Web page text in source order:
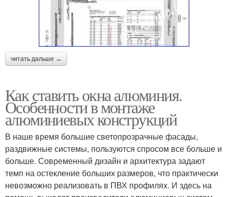
читать дальше →
Как ставить окна алюминия.
Особенности в монтаже
алюминиевых конструкций
В наше время большие светопрозрачные фасады,
раздвижные системы, пользуются спросом все больше и
больше. Современный дизайн и архитектура задают
темп на остекление больших размеров, что практически
невозможно реализовать в ПВХ профилях. И здесь на